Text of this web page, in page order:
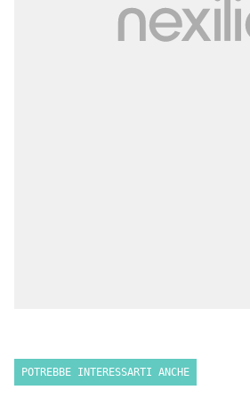
POTREBBE INTERESSARTI ANCHE